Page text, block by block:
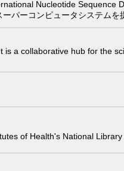
Nucleotide Sequence
パーコンピュータシステムを
a collaborative hub for the
of Health's National Library